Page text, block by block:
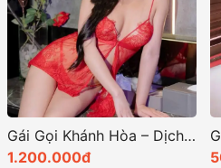
Gái Gọi Khánh Hòa – Dịch Vụ Giải Trí Gái Gú Đẳng Cấp
1.200.000đ